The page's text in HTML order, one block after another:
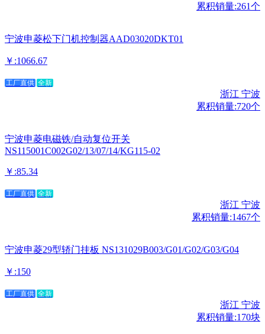
累积销量:261个
宁波申菱松下门机控制器AAD03020DKT01
￥:1066.67
工厂直供 全新
浙江 宁波
累积销量:720个
宁波申菱电磁铁/自动复位开关
NS115001C002G02/13/07/14/KG115-02
￥:85.34
工厂直供 全新
浙江 宁波
累积销量:1467个
宁波申菱29型轿门挂板 NS131029B003/G01/G02/G03/G04
￥:150
工厂直供 全新
浙江 宁波
累积销量:170块